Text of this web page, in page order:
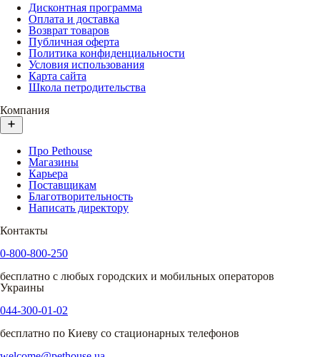
Дисконтная программа
Оплата и доставка
Возврат товаров
Публичная оферта
Политика конфиденциальности
Условия использования
Карта сайта
Школа петродительства
Компания
Про Pethouse
Магазины
Карьера
Поставщикам
Благотворительность
Написать директору
Контакты
0-800-800-250
бесплатно с любых городских и мобильных операторов
Украины
044-300-01-02
бесплатно по Киеву со стационарных телефонов